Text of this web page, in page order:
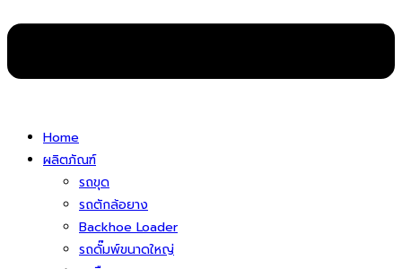
Home
ผลิตภัณฑ์
รถขุด
รถตักล้อยาง
Backhoe Loader
รถดั๊มพ์ขนาดใหญ่